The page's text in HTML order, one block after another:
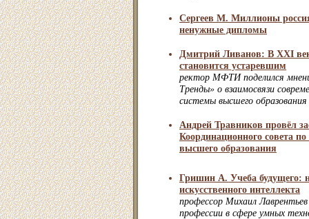
Сергеев М. Миллионы
ненужные дипломы
Дмитрий Ливанов: В XXI
становится устаревшим
ректор МФТИ поделился
Тренды» о взаимосвязи
системы высшего образования
Андрей Травников провёл
Координационного совета
высшего образования
Гришин А. Учеба будущего:
искусственного интеллекта
профессор Михаил
профессии в сфере умных